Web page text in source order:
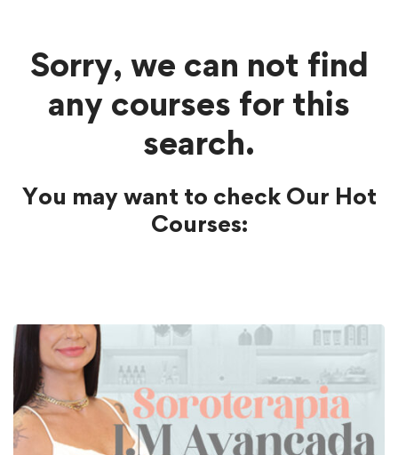
Sorry, we can not find
any courses for this
search.
You may want to check Our Hot
Courses: